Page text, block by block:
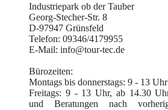
Industriepark ob der Tauber
Georg-Stecher-Str. 8
D-97947 Grünsfeld
Telefon: 09346/4179955
E-Mail: info@tour-tec.de
Bürozeiten:
Montags bis donnerstags: 9 - 13
Freitags: 9 - 13 Uhr, ab 14.30
und Beratungen nach